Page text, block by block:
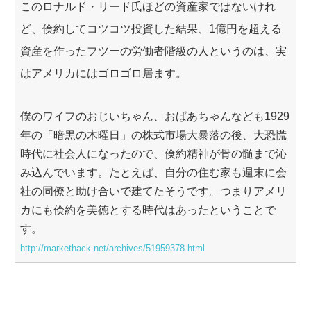
このロナルド・リード氏ほどの資産家ではないけれ
ど、倹約してコツコツ投資した結果、1億円を超える
資産を作ったフツーの労働者階級の人というのは、実
はアメリカにはゴロゴロ居ます。
僕のワイフのおじいちゃん、おばあちゃんなども1929
年の「暗黒の木曜日」の株式市場大暴落の後、大恐慌
時代に社会人になったので、倹約精神が骨の髄まで沁
み込んでいます。たとえば、自分の住む家も週末に会
社の同僚と助け合いで建てたそうです。つまりアメリ
カにも倹約を美徳とする時代はあったということで
す。
http://markethack.net/archives/51959378.html